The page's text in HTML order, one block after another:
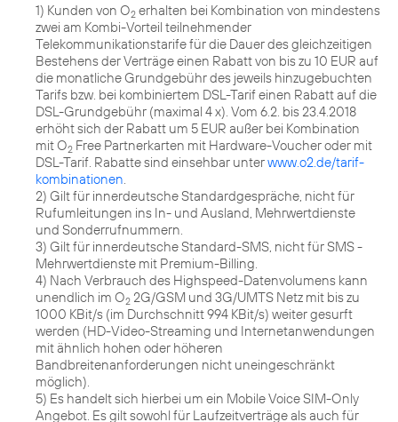
1) Kunden von O2 erhalten bei Kombination von mindestens
zwei am Kombi-Vorteil teilnehmender
Telekommunikationstarife für die Dauer des gleichzeitigen
Bestehens der Verträge einen Rabatt von bis zu 10 EUR auf
die monatliche Grundgebühr des jeweils hinzugebuchten
Tarifs bzw. bei kombiniertem DSL-Tarif einen Rabatt auf die
DSL-Grundgebühr (maximal 4 x). Vom 6.2. bis 23.4.2018
erhöht sich der Rabatt um 5 EUR außer bei Kombination
mit O2 Free Partnerkarten mit Hardware-Voucher oder mit
DSL-Tarif. Rabatte sind einsehbar unterwww.o2.de/tarif-
kombinationen
2) Gilt für innerdeutsche Standardgespräche, nicht für
Rufumleitungen ins In- und Ausland, Mehrwertdienste
und Sonderrufnummern.
3) Gilt für innerdeutsche Standard-SMS, nicht für SMS -
Mehrwertdienste mit Premium-Billing.
4) Nach Verbrauch des Highspeed-Datenvolumens kann
unendlich im O2 2G/GSM und 3G/UMTS Netz mit bis zu
1000 KBit/s (im Durchschnitt 994 KBit/s) weiter gesurft
werden (HD-Video-Streaming und Internetanwendungen
mit ähnlich hohen oder höheren
Bandbreitenanforderungen nicht uneingeschränkt
möglich).
5) Es handelt sich hierbei um ein Mobile Voice SIM-Only
Angebot. Es gilt sowohl für Laufzeitverträge als auch für